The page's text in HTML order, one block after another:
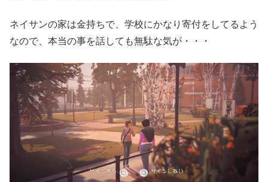
ネイサンの家は金持ちで、学校にかなり寄付をしてるよう
なので、本当の事を話しても無駄な気が・・・